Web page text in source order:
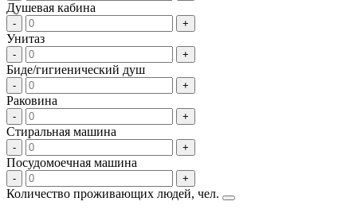
Душевая кабина
- +
Унитаз
- +
Биде/гигиенический душ
- +
Раковина
- +
Стиральная машина
- +
Посудомоечная машина
- +
Количество проживающих людей, чел.